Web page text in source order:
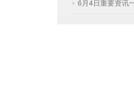
6月4日重要资讯